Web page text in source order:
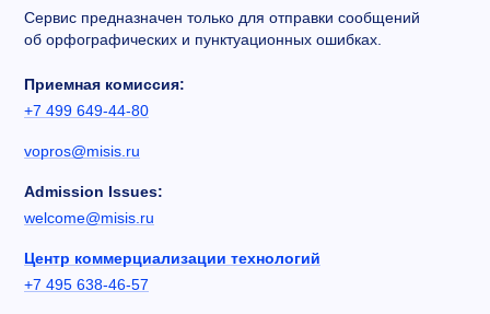
Сервис предназначен только для отправки сообщений
об орфографических и пунктуационных ошибках.
Приемная комиссия:
+7 499 649-44-80
vopros@misis.ru
Admission Issues:
welcome@misis.ru
Центр коммерциализации технологий
+7 495 638-46-57